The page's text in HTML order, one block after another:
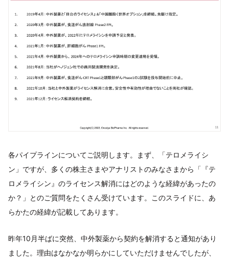
各パイプラインについてご説明します。まず、「テロメライシ
ン」ですが、多くの株主さまやアナリストのみなさまから「『テ
ロメライシン』のライセンス解消にはどのような経緯があったの
か？」とのご質問をたくさん受けています。このスライドに、あ
らかたの経緯が記載してあります。
昨年10月半ばに突然、中外製薬から契約を解消すると通知があり
ました。理由はなかなか明らかにしていただけませんでしたが、